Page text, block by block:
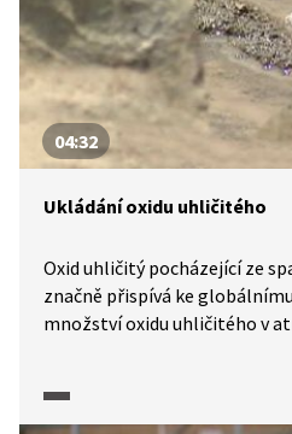
04:32
Ukládání oxidu uhličitého
Oxid uhličitý pocházející ze
značně přispívá ke
množství oxidu uhličitého v
Přesně o to usilují evropští